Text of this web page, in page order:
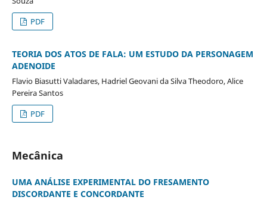
PDF
TEORIA DOS ATOS DE FALA: UM ESTUDO DA PERSONAGEM
ADENOIDE
Flavio Biasutti Valadares, Hadriel Geovani da Silva Theodoro, Alice
Pereira Santos
PDF
Mecânica
UMA ANÁLISE EXPERIMENTAL DO FRESAMENTO
DISCORDANTE E CONCORDANTE